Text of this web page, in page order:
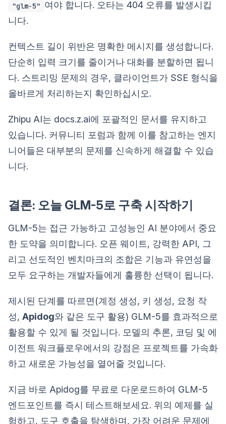
"glm-5" 여야 합니다. 오타는 404 오류를 발생시킵
니다.
컨텍스트 길이 위반은 명확한 메시지를 생성합니다.
단순히 입력 크기를 줄이거나 대화를 분할하면 됩니
다. 스트리밍 문제의 경우, 클라이언트가 SSE 형식을
올바르게 처리하는지 확인하십시오.
Zhipu AI는 docs.z.ai에 포괄적인 문서를 유지하고
있습니다. 커뮤니티 포럼과 함께 이를 참고하는 엔지
니어들은 대부분의 문제를 신속하게 해결할 수 있습
니다.
결론: 오늘 GLM-5로 구축 시작하기
GLM-5는 접근 가능하고 고성능인 AI 분야에서 중요
한 도약을 의미합니다. 오픈 웨이트, 강력한 API, 그
리고 선도적인 벤치마크의 조합은 기능과 유연성을
모두 요구하는 개발자들에게 훌륭한 선택이 됩니다.
제시된 단계를 따르면(계정 생성, 키 생성, 요청 작
성, Apidog와 같은 도구 활용) GLM-5를 효과적으로
활용할 수 있게 될 것입니다. 모델의 추론, 코딩 및 에
이전트 워크플로우에서의 강점은 프로젝트를 가속화
하고 새로운 가능성을 열어줄 것입니다.
지금 바로 Apidog를 무료로 다운로드하여 GLM-5
엔드포인트를 즉시 테스트해보세요. 위의 예제를 실
험하고, 도구 호출을 탐색하며, 가장 어려운 문제에